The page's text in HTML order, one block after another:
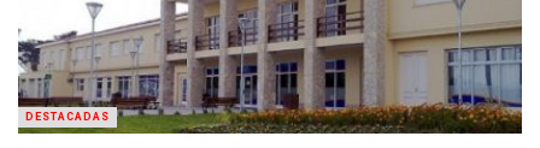
DESTACADAS